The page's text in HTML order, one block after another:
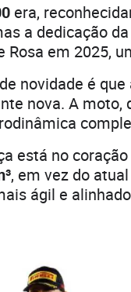
era,
a dedicação
Rosa em 2025,
novidade é
nova. A moto,
está no
, em vez do
ágil e